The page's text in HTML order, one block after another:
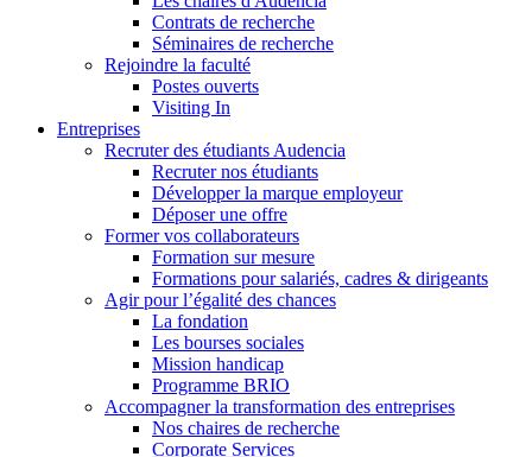
Contrats de recherche
Séminaires de recherche
Rejoindre la faculté
Postes ouverts
Visiting In
Entreprises
Recruter des étudiants Audencia
Recruter nos étudiants
Développer la marque employeur
Déposer une offre
Former vos collaborateurs
Formation sur mesure
Formations pour salariés, cadres & dirigeants
Agir pour l’égalité des chances
La fondation
Les bourses sociales
Mission handicap
Programme BRIO
Accompagner la transformation des entreprises
Nos chaires de recherche
Corporate Services